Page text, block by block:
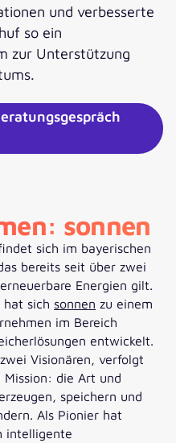
und verbesserte
so ein
zur Unterstützung
sonnen
sich im bayerischen
bereits seit über zwei
Energien gilt.
hat sich sonnen zu einem
im Bereich
entwickelt.
Visionären, verfolgt
Mission: die Art und
speichern und
Als Pionier hat
intelligente